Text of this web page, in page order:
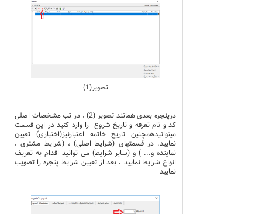
تصویر(1)
درپنجره بعدی همانند تصویر (2) ، در تب مشخصات اصلی
کد و نام تعرفه و تاریخ شروع را وارد کنید در این قسمت
میتوانیدهمچنین تاریخ خاتمه اعتبارنیز(اختیاری) تعیین
نمایید. در قسمتهای (شرایط اصلی) ، (شرایط مشتری ،
نماینده و... ) و (سایر شرایط) می توانید اقدام به تعریف
انواع شرایط نمایید ، بعد از تعیین شرایط پنجره را تصویب
نمایید